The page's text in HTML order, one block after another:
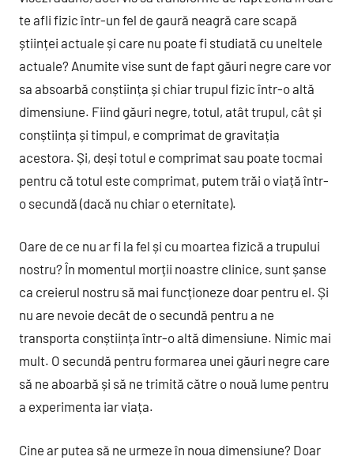
te afli fizic într-un fel de gaură neagră care scapă
științei actuale și care nu poate fi studiată cu uneltele
actuale? Anumite vise sunt de fapt găuri negre care vor
sa absoarbă conștiința și chiar trupul fizic într-o altă
dimensiune. Fiind găuri negre, totul, atât trupul, cât și
conștiința și timpul, e comprimat de gravitația
acestora. Și, deși totul e comprimat sau poate tocmai
pentru că totul este comprimat, putem trăi o viață într-
o secundă (dacă nu chiar o eternitate).
Oare de ce nu ar fi la fel și cu moartea fizică a trupului
nostru? În momentul morții noastre clinice, sunt șanse
ca creierul nostru să mai funcționeze doar pentru el. Și
nu are nevoie decât de o secundă pentru a ne
transporta conștiința într-o altă dimensiune. Nimic mai
mult. O secundă pentru formarea unei găuri negre care
să ne aboarbă și să ne trimită către o nouă lume pentru
a experimenta iar viața.
Cine ar putea să ne urmeze în noua dimensiune? Doar